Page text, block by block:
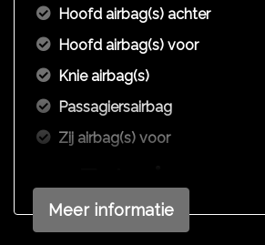
Hoofd airbag(s) achter
Hoofd airbag(s) voor
Knie airbag(s)
Passagiersairbag
Zij airbag(s) voor
Exterieur
Afst. bed. voor centr. deurvergr
Meer informatie